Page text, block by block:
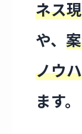
ネス
や、
ノウ
ます。